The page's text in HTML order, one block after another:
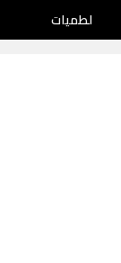
لطميات